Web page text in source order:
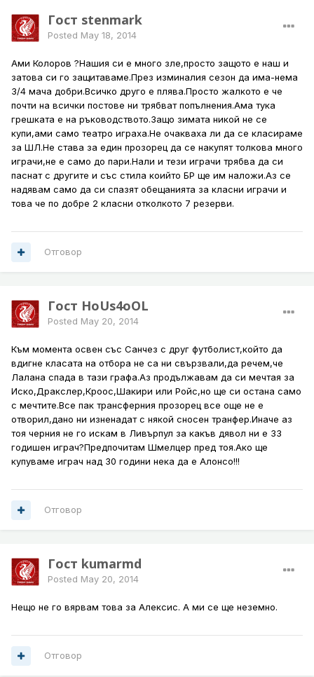
Гост stenmark
Posted May 18, 2014
Ами Колоров ?Нашия си е много зле,просто защото е наш и
затова си го защитаваме.През изминалия сезон да има-нема
3/4 мача добри.Всичко друго е плява.Просто жалкото е че
почти на всички постове ни трябват попълнения.Ама тука
грешката е на ръководството.Защо зимата никой не се
купи,ами само театро играха.Не очакваха ли да се класираме
за ШЛ.Не става за един прозорец да се накупят толкова много
играчи,не е само до пари.Нали и тези играчи трябва да си
паснат с другите и със стила коийто БР ще им наложи.Аз се
надявам само да си спазят обещанията за класни играчи и
това че по добре 2 класни отколкото 7 резерви.
Отговор
Гост HoUs4oOL
Posted May 20, 2014
Към момента освен със Санчез с друг футболист,който да
вдигне класата на отбора не са ни свързвали,да речем,че
Лалана спада в тази графа.Аз продължавам да си мечтая за
Иско,Дракслер,Кроос,Шакири или Ройс,но ще си остана само
с мечтите.Все пак трансферния прозорец все още не е
отворил,дано ни изненадат с някой сносен транфер.Иначе аз
тоя черния не го искам в Ливърпул за какъв дявол ни е 33
годишен играч?Предпочитам Шмелцер пред тоя.Ако ще
купуваме играч над 30 години нека да е Алонсо!!!
Отговор
Гост kumarmd
Posted May 20, 2014
Нещо не го вярвам това за Алексис. А ми се ще неземно.
Отговор